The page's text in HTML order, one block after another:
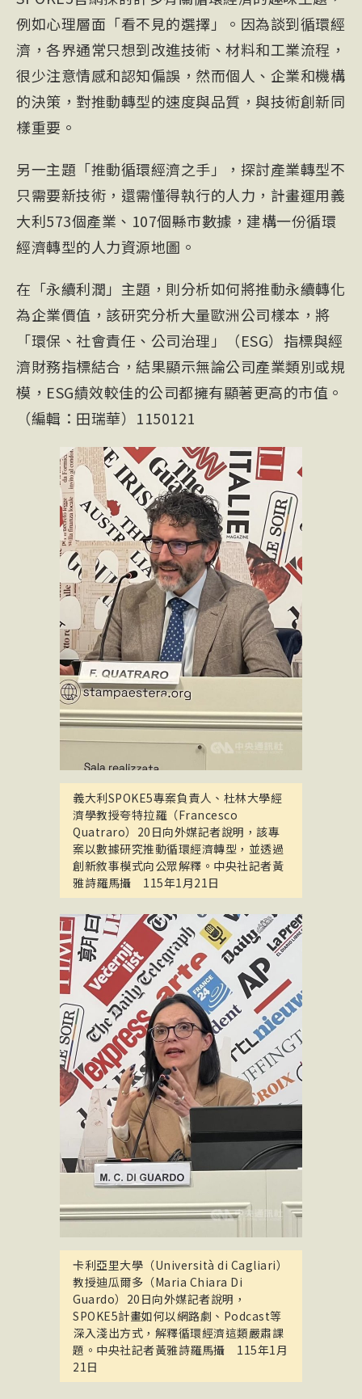
例如心理層面「看不見的選擇」。因為談到循環經
濟，各界通常只想到改進技術、材料和工業流程，
很少注意情感和認知偏誤，然而個人、企業和機構
的決策，對推動轉型的速度與品質，與技術創新同
樣重要。
另一主題「推動循環經濟之手」，探討產業轉型不
只需要新技術，還需懂得執行的人力，計畫運用義
大利573個產業、107個縣市數據，建構一份循環
經濟轉型的人力資源地圖。
在「永續利潤」主題，則分析如何將推動永續轉化
為企業價值，該研究分析大量歐洲公司樣本，將
「環保、社會責任、公司治理」（ESG）指標與經
濟財務指標結合，結果顯示無論公司產業類別或規
模，ESG績效較佳的公司都擁有顯著更高的市值。
（編輯：田瑞華）1150121
義大利SPOKE5專案負責人、杜林大學經
濟學教授夸特拉羅（Francesco
Quatraro）20日向外媒記者說明，該專
案以數據研究推動循環經濟轉型，並透過
創新敘事模式向公眾解釋。中央社記者黃
雅詩羅馬攝 115年1月21日
卡利亞里大學（Università di Cagliari）
教授迪瓜爾多（Maria Chiara Di
Guardo）20日向外媒記者說明，
SPOKE5計畫如何以網路劇、Podcast等
深入淺出方式，解釋循環經濟這類嚴肅課
題。中央社記者黃雅詩羅馬攝 115年1月
21日